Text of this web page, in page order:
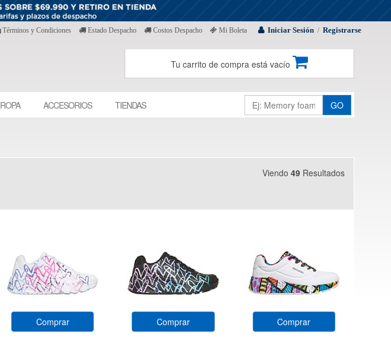
Iniciar Sesión / Registrarse
Términos y Condiciones Estado Despacho Costos Despacho Mi Boleta
Tu carrito de compra está vacío
ROPA ACCESORIOS TIENDAS GO
Viendo 49 Resultados
Comprar Comprar Comprar